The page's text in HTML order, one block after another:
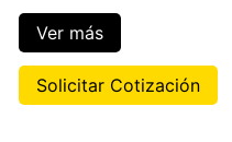
Ver más
Solicitar Cotización